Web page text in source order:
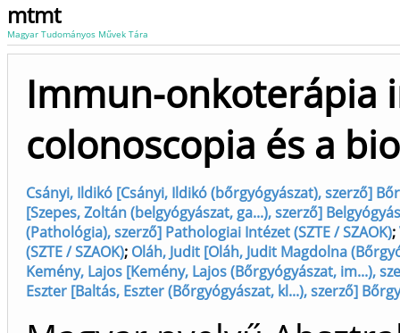
mtmt
Magyar Tudományos Művek Tára
Immun-onkoterápia
colonoscopia és a
Csányi, Ildikó [Csányi, Ildikó (bőrgyógyászat), szerző]
[Szepes, Zoltán (belgyógyászat, ga...), szerző]
(Pathológia), szerző] Pathologiai Intézet (SZTE / SZAOK);
(SZTE / SZAOK); Oláh, Judit [Oláh, Judit Magdolna
Kemény, Lajos [Kemény, Lajos (Bőrgyógyászat, im...),
Eszter [Baltás, Eszter (Bőrgyógyászat, kl...), szerző]